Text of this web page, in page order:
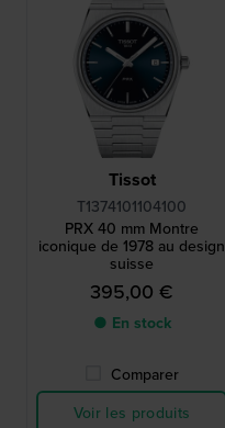
Tissot
T1374101104100
PRX 40 mm Montre
iconique de 1978 au design
suisse
395,00 €
● En stock
Comparer
Voir les produits